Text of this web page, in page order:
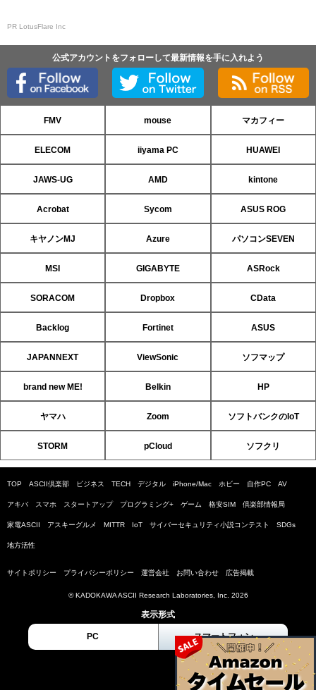
PR LotusFlare Inc
公式アカウントをフォローして最新情報を手に入れよう
FMV mouse マカフィー
ELECOM iiyama PC HUAWEI
JAWS-UG AMD kintone
Acrobat Sycom ASUS ROG
キヤノンMJ Azure パソコンSEVEN
MSI GIGABYTE ASRock
SORACOM Dropbox CData
Backlog Fortinet ASUS
JAPANNEXT ViewSonic ソフマップ
brand new ME! Belkin HP
ヤマハ Zoom ソフトバンクのIoT
STORM pCloud ソフクリ
TOP ASCII倶楽部 ビジネス TECH デジタル iPhone/Mac ホビー 自作PC AV
アキバ スマホ スタートアップ プログラミング+ ゲーム 格安SIM 倶楽部情報局
家電ASCII アスキーグルメ MITTR IoT サイバーセキュリティ小説コンテスト SDGs
地方活性
サイトポリシー プライバシーポリシー 運営会社 お問い合わせ 広告掲載
© KADOKAWA ASCII Research Laboratories, Inc. 2026
表示形式
PC スマートフォン